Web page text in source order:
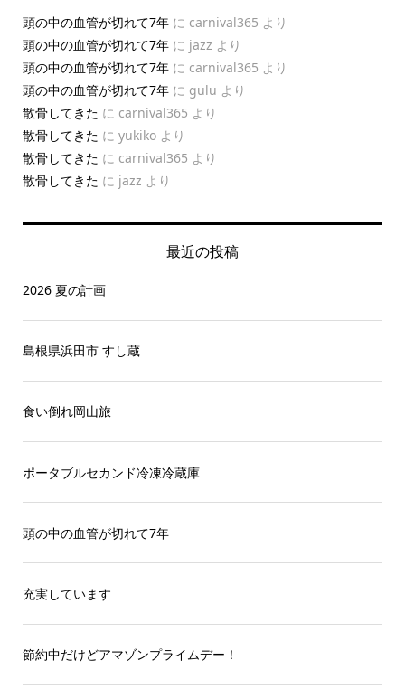
頭の中の血管が切れて7年に carnival365 より
頭の中の血管が切れて7年に jazz より
頭の中の血管が切れて7年に carnival365 より
頭の中の血管が切れて7年に gulu より
散骨してきた に carnival365 より
散骨してきた に yukikoより
散骨してきた に carnival365 より
散骨してきた に jazz より
最近の投稿
2026 夏の計画
島根県浜田市 すし蔵
食い倒れ岡山旅
ポータブルセカンド冷凍冷蔵庫
頭の中の血管が切れて7年
充実しています
節約中だけどアマゾンプライムデー！